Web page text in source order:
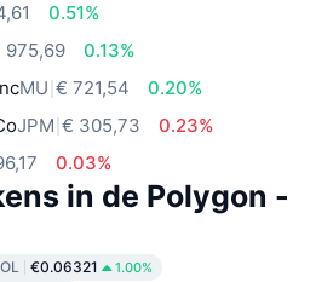
0.51%
975,69
0.13%
MU € 721,54
0.20%
JPM € 305,73
0.23%
0.03%
in de Polygon -
€0.06321 1.00%